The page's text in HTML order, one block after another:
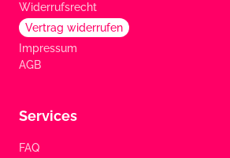
Widerrufsrecht
Vertrag widerrufen
Impressum
AGB
Services
FAQ